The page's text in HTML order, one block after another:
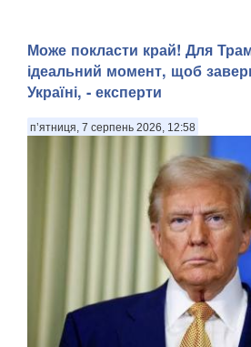
Може покласти край! Для
ідеальний момент, щоб
Україні, - експерти
п’ятниця, 7 серпень 2026, 12:58